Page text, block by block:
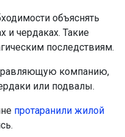
объяснять
и чердаках. Такие
последствиям.
компанию,
или подвалы.
протаранили жилой